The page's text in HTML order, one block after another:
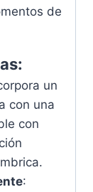
de
un
con una
con
: